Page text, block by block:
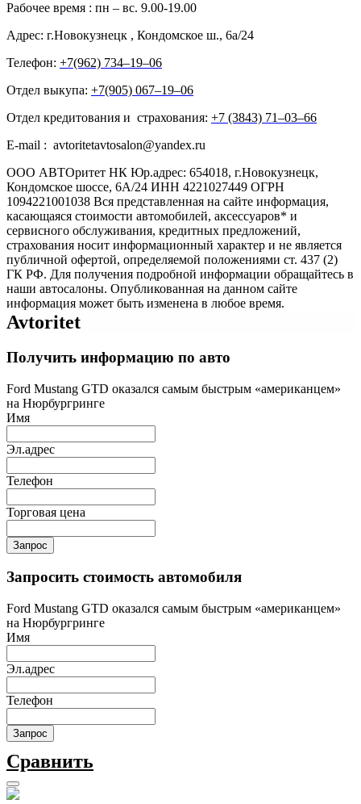
Рабочее время : пн – вс. 9.00-19.00
Адрес: г.Новокузнецк , Кондомское ш., 6а/24
Телефон: +7(962) 734‒19‒06
Отдел выкупа: +7(905) 067‒19‒06
Отдел кредитования и страхования: +7 (3843) 71‒03‒66
E-mail : avtoritetavtosalon@yandex.ru
ООО АВТОритет НК Юр.адрес: 654018, г.Новокузнецк,
Кондомское шоссе, 6А/24 ИНН 4221027449 ОГРН
1094221001038 Вся представленная на сайте информация,
касающаяся стоимости автомобилей, аксессуаров* и
сервисного обслуживания, кредитных предложений,
страхования носит информационный характер и не является
публичной офертой, определяемой положениями ст. 437 (2)
ГК РФ. Для получения подробной информации обращайтесь в
наши автосалоны. Опубликованная на данном сайте
информация может быть изменена в любое время.
Avtoritet
Получить информацию по авто
Ford Mustang GTD оказался самым быстрым «американцем»
на Нюрбургринге
Имя
Эл.адрес
Телефон
Торговая цена
Запрос
Запросить стоимость автомобиля
Ford Mustang GTD оказался самым быстрым «американцем»
на Нюрбургринге
Имя
Эл.адрес
Телефон
Запрос
Сравнить